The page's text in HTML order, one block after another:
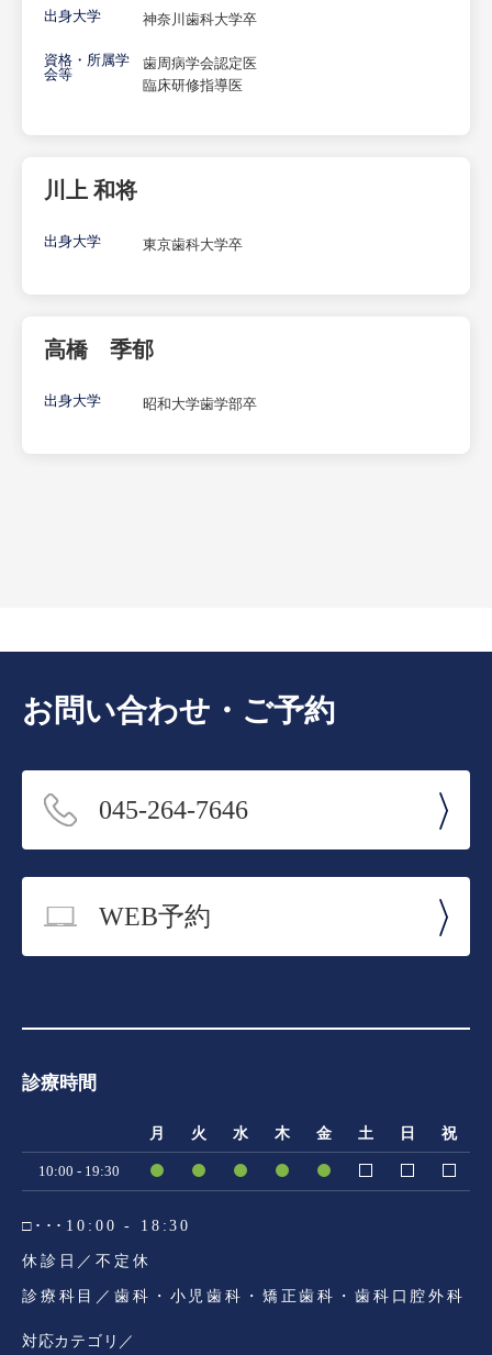
出身大学 神奈川歯科大学卒
資格・所属学
会等
歯周病学会認定医
臨床研修指導医
川上 和将
出身大学 東京歯科大学卒
高橋 季郁
出身大学 昭和大学歯学部卒
お問い合わせ・ご予約
045-264-7646
WEB予約
診療時間
月 火 水 木 金 土 日 祝
10:00 - 19:30
□･･･10:00 - 18:30
休診日／不定休
診療科目／歯科・小児歯科・矯正歯科・歯科口腔外科
対応カテゴリ／